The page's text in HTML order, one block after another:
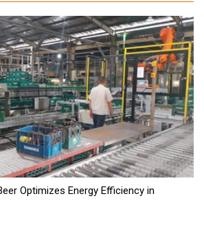
Optimizes Energy Efficiency in